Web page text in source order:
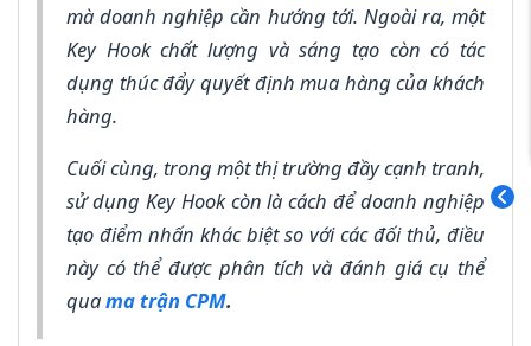
mà doanh nghiệp cần hướng tới. Ngoài ra, một
Key Hook chất lượng và sáng tạo còn có tác
dụng thúc đẩy quyết định mua hàng của khách
hàng.
Cuối cùng, trong một thị trường đầy cạnh tranh,
sử dụng Key Hook còn là cách để doanh nghiệp
tạo điểm nhấn khác biệt so với các đối thủ, điều
này có thể được phân tích và đánh giá cụ thể
quama trận CPM.